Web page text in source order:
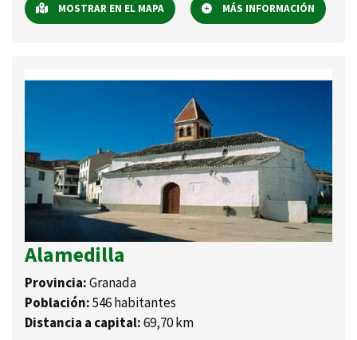
MOSTRAR EN EL MAPA MÁS INFORMACIÓN
Alamedilla
Provincia:Granada
Población:546 habitantes
Distancia a capital:69,70 km